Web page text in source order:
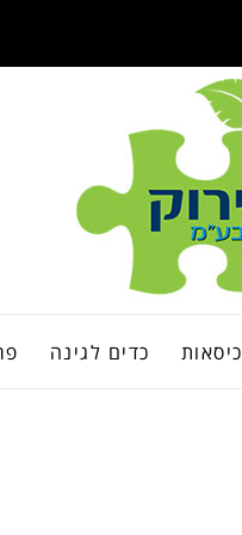
כיסאות כדים לגינה